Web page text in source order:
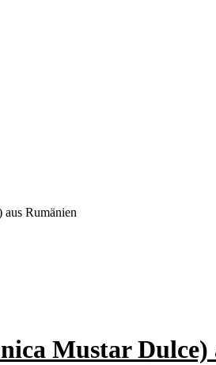
Rumänien
Mustar Dulce)